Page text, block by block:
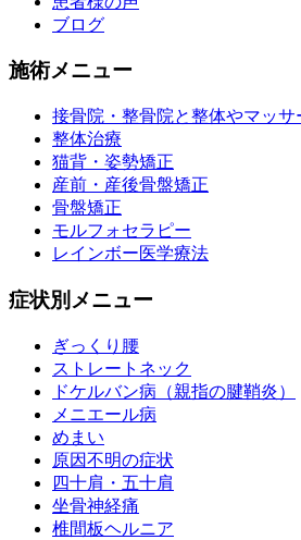
ブログ
施術メニュー
接骨院・整骨院と整体やマッサ
整体治療
猫背・姿勢矯正
産前・産後骨盤矯正
骨盤矯正
モルフォセラピー
レインボー医学療法
症状別メニュー
ぎっくり腰
ストレートネック
ドケルバン病（親指の腱鞘炎）
メニエール病
めまい
原因不明の症状
四十肩・五十肩
坐骨神経痛
椎間板ヘルニア